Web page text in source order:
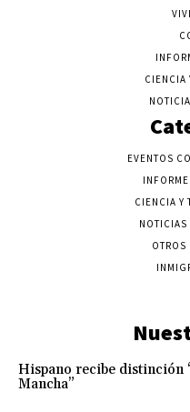
CIENCIA
EVENTOS
CIENCIA Y
OTROS
Hispano recibe distinción
Mancha”